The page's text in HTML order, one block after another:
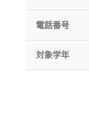
電話番号
対象学年